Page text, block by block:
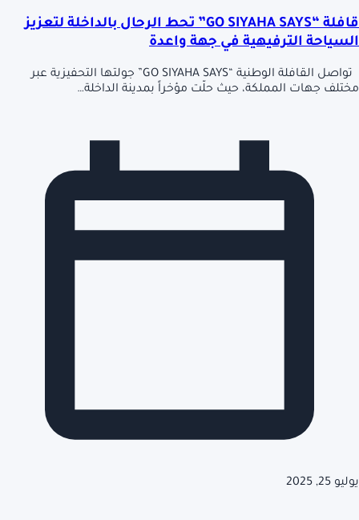
قافلة “GO SIYAHA SAYS” تحط الرحال بالداخلة لتعزيز
السياحة الترفيهية في جهة واعدة
تواصل القافلة الوطنية “GO SIYAHA SAYS” جولتها التحفيزية عبر
مختلف جهات المملكة، حيث حلّت مؤخراً بمدينة الداخلة…
يوليو 25, 2025